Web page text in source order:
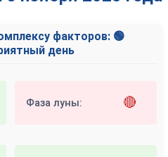
факторов: 🟢
день
Фаза луны: 🔴